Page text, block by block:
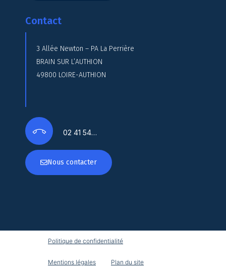
Contact
3 Allée Newton – PA La Perrière
BRAIN SUR L’AUTHION
49800 LOIRE-AUTHION
02 41 54…
Nous contacter
Politique de confidentialité
Mentions légales Plan du site